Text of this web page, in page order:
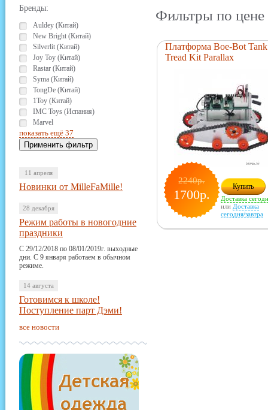
Фильтры по цене
Бренды:
Auldey (Китай)
New Bright (Китай)
Silverlit (Китай)
Joy Toy (Китай)
Rastar (Китай)
Syma (Китай)
TongDe (Китай)
1Toy (Китай)
IMC Toys (Испания)
Marvel
показать ещё 37
11 апреля
Новинки от MilleFaMille!
28 декабря
Режим работы в новогодние
праздники
С 29/12/2018 по 08/01/2019г. выходные
дни. С 9 января работаем в обычном
режиме.
14 августа
Готовимся к школе!
Поступление парт Дэми!
все новости
Платформа Boe-Bot Tank
Tread Kit Parallax
2240р.
1700р.
Купить
Доставка
или Доставка
сегодня/завтра